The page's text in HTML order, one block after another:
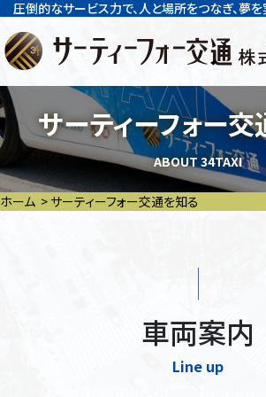
圧倒的なサービス力で、人と場所をつなぎ、夢
サーティーフォー
ABOUT 34TAXI
ホーム サーティーフォー交通を知る
車両案内
Line up